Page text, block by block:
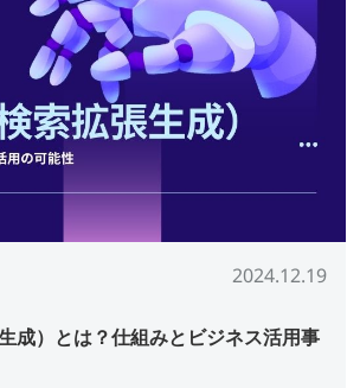
2024.12.19
成）とは？仕組みとビジネス活用事